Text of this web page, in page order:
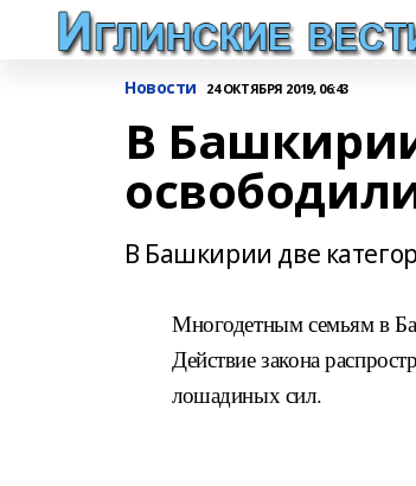
Новости 24 ОКТЯБРЯ 2019, 06:43
В
В Башкирии две
Многодетным семьям в
Действие закона
лошадиных сил.